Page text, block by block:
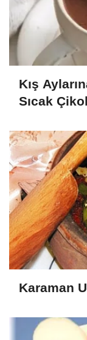
Kış
Sıcak
Karaman